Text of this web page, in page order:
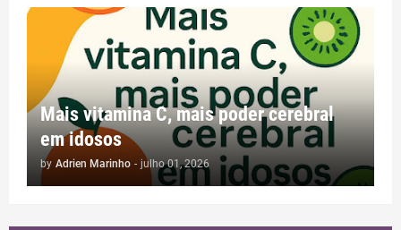
Mais vitamina C, mais poder cerebral
em idosos
by Adrien Marinho - julho 01, 2026